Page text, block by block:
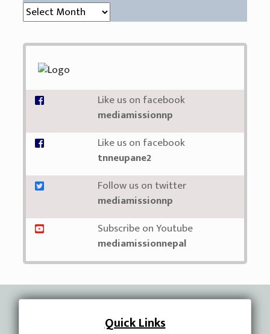
संग्रह (Archive)
Like us on facebook
mediamissionnp
Like us on facebook
tnneupane2
Follow us on twitter
mediamissionnp
Subscribe on Youtube
mediamissionnepal
Quick Links